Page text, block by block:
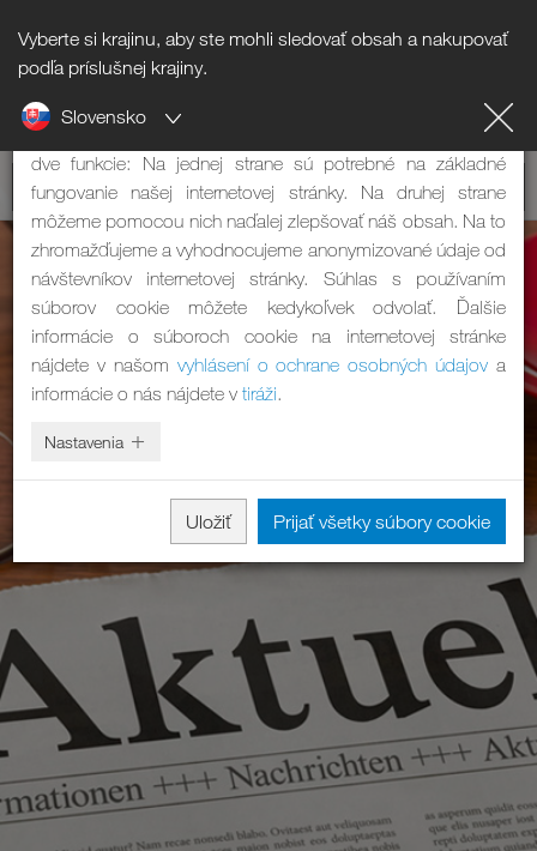
Vyberte si krajinu, aby ste mohli sledovať obsah a nakupovať
podľa príslušnej krajiny.
Slovensko
Informácie o súboroch cookie
Naša internetová stránka používa súbory cookie. Tie majú
dve funkcie: Na jednej strane sú potrebné na základné
fungovanie našej internetovej stránky. Na druhej strane
môžeme pomocou nich naďalej zlepšovať náš obsah. Na to
zhromažďujeme a vyhodnocujeme anonymizované údaje od
návštevníkov internetovej stránky. Súhlas s používaním
súborov cookie môžete kedykoľvek odvolať. Ďalšie
informácie o súboroch cookie na internetovej stránke
nájdete v našom vyhlásení o ochrane osobných údajov a
informácie o nás nájdete v tiráži.
Nastavenia
Uložiť Prijať všetky súbory cookie